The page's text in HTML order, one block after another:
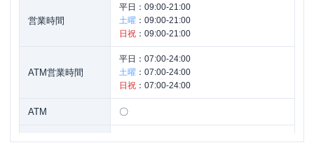
営業時間
平日： 09:00-21:00
土曜 ： 09:00-21:00
日祝 ： 09:00-21:00
ATM営業時間
平日： 07:00-24:00
土曜 ： 07:00-24:00
日祝 ： 07:00-24:00
ATM 〇